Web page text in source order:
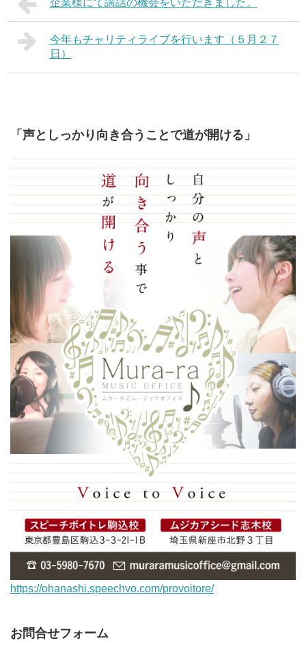
企業様にて講話の機会をいただきました。
今年もチャリティライブを行います（５月２７
日）
「声としっかり向き合うことで道が開ける」
https://ohanashi.speechvo.com/provoitore/
お問合せフォーム